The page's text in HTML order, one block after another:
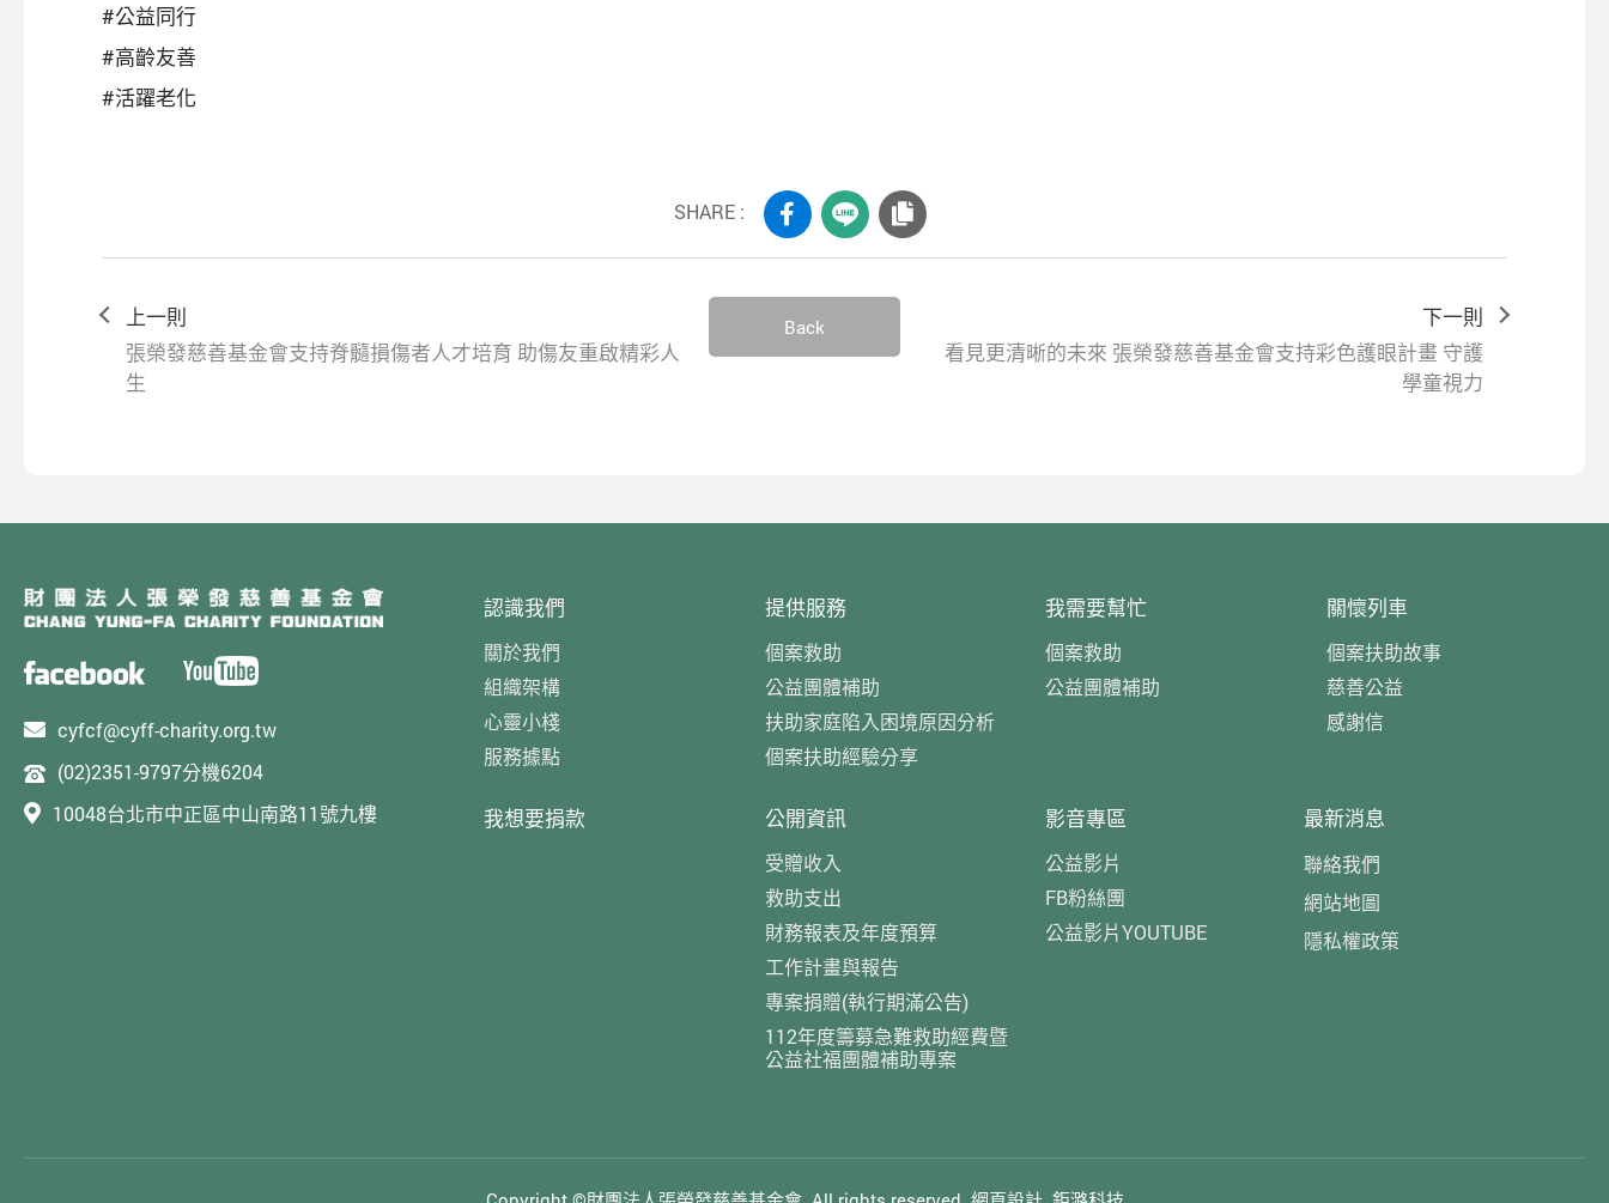
#公益同行
#高齡友善
#活躍老化
SHARE :
上一則
張榮發慈善基金會支持脊髓損傷者人才培育 助傷友重啟精彩人
生
Back
下一則
看見更清晰的未來 張榮發慈善基金會支持彩色護眼計畫 守護
學童視力
cyfcf@cyff-charity.org.tw
(02)2351-9797分機6204
10048台北市中正區中山南路11號九樓
認識我們
關於我們
組織架構
心靈小棧
服務據點
提供服務
個案救助
公益團體補助
扶助家庭陷入困境原因分析
個案扶助經驗分享
我需要幫忙
個案救助
公益團體補助
關懷列車
個案扶助故事
慈善公益
感謝信
我想要捐款 公開資訊
受贈收入
救助支出
財務報表及年度預算
工作計畫與報告
專案捐贈(執行期滿公告)
112年度籌募急難救助經費暨
公益社福團體補助專案
影音專區
公益影片
FB粉絲團
公益影片YOUTUBE
最新消息
聯絡我們
網站地圖
隱私權政策